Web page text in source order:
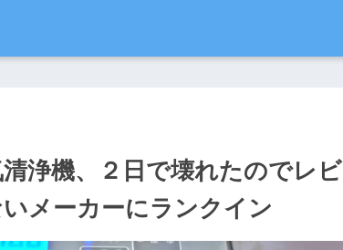
浄機、２日で壊れたのでレビ
メーカーにランクイン